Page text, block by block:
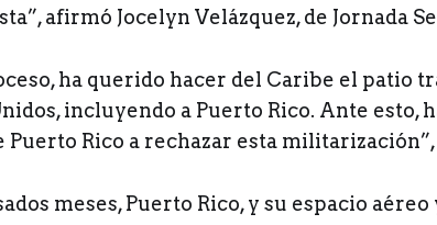
afirmó Jocelyn Velázquez, de Jornada
ha querido hacer del Caribe el patio
incluyendo a Puerto Rico. Ante esto,
Puerto Rico a rechazar esta
meses, Puerto Rico, y su espacio